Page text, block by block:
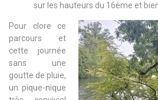
sur les hauteurs du 16ème et
Pour clore ce
parcours et
cette journée
sans une
goutte de pluie,
un pique-nique